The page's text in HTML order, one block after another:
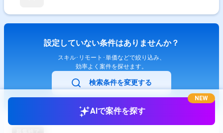
ります。 各店舗で印刷をするために、データ共有をファイルで行っている
印刷するデータを探す手間がかかるのも課題に感じられております。 課題
解決のために商品情報や画像をデータ上に落とし込みし、 各店舗で分かり
やすいよう印刷とデータの変更をできるような状態を目指しています。 商
品名の検索をして探す手間が省ける、金額やこまごましたものを変更でき
るようなシステムを構想しています。 システムからポップ等をダウンロー
ドして各店舗で印刷できる機能を実装予定です。 現在のフェーズは企画段
階で、詳細設計～実装できる方が社内に不足しており、 ご助力いただける
設定していない条件はありませんか？
スキル･リモート･単価などで絞り込み、
効率よく案件を探せます。
検索条件を変更する
AIで案件を探す
NEW